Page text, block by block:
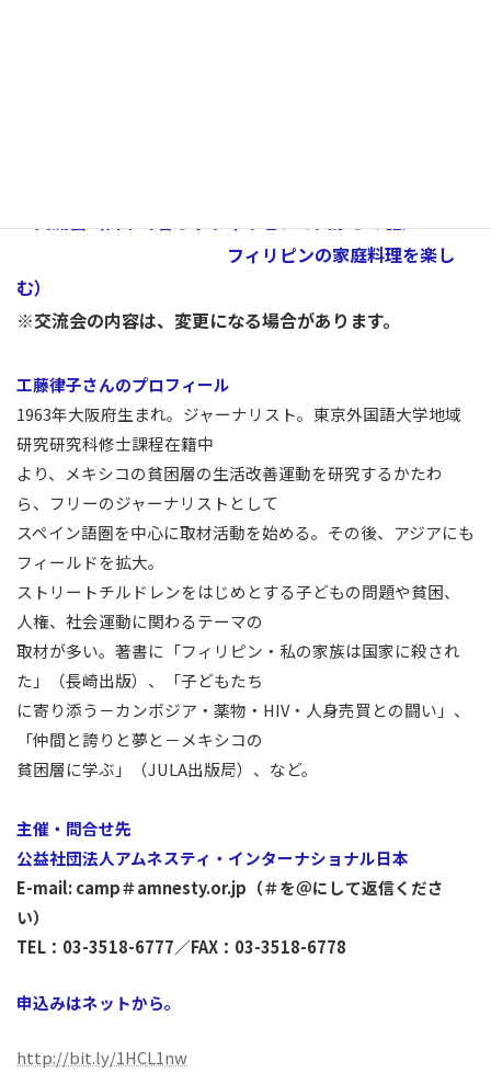
・交流会（日本で暮らすフィリピンの人からの話／
フィリピンの家庭料理を楽し
む）
※交流会の内容は、変更になる場合があります。
工藤律子さんのプロフィール
1963年大阪府生まれ。ジャーナリスト。東京外国語大学地域
研究研究科修士課程在籍中
より、メキシコの貧困層の生活改善運動を研究するかたわ
ら、フリーのジャーナリストとして
スペイン語圏を中心に取材活動を始める。その後、アジアにも
フィールドを拡大。
ストリートチルドレンをはじめとする子どもの問題や貧困、
人権、社会運動に関わるテーマの
取材が多い。著書に「フィリピン・私の家族は国家に殺され
た」（長崎出版）、「子どもたち
に寄り添う－カンボジア・薬物・HIV・人身売買との闘い」、
「仲間と誇りと夢と－メキシコの
貧困層に学ぶ」（JULA出版局）、など。
主催・問合せ先
公益社団法人アムネスティ・インターナショナル日本
E-mail: camp＃amnesty.or.jp（＃を＠にして返信くださ
い）
TEL：03-3518-6777／FAX：03-3518-6778
申込みはネットから。
http://bit.ly/1HCL1nw